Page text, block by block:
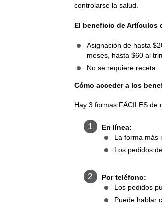
controlarse la salud.
El beneficio de Artículos
Asignación de hasta
meses, hasta $60 al
No se requiere receta.
Cómo acceder a los
Hay 3 formas FÁCILES de
En línea:
La forma más
Los pedidos
Por teléfono:
Los pedidos
Puede hablar